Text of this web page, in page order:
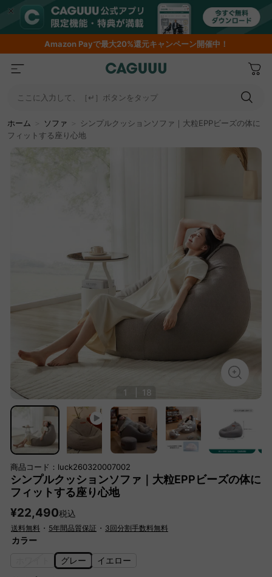
AmazonPayで最大20%還元キャンペーン開催中！
ここに入力して、［↵］ボタンをタップ
ホーム ソファ
シンプルクッションソファ｜大粒EPPビーズの体に
フィットする座り心地
1 18
商品コード：luck260320007002
シンプルクッションソファ｜大粒EPPビーズの体に
フィットする座り心地
¥22,490税込
送料無料 ・ 5年間品質保証 ・ 3回分割手数料無料
カラー
グレー
イエロー